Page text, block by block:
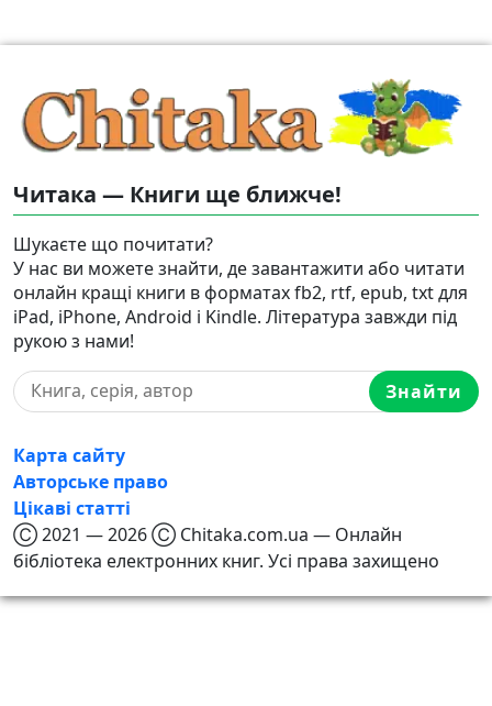
Читака — Книги ще ближче!
Шукаєте що почитати?
У нас ви можете знайти, де завантажити або читати
онлайн кращі книги в форматах fb2, rtf, epub, txt для
iPad, iPhone, Android і Kindle. Література завжди під
рукою з нами!
Знайти
Карта сайту
Авторське право
Цікаві статті
Ⓒ 2021 — 2026 Ⓒ Chitaka.com.ua — Онлайн
бібліотека електронних книг. Усі права захищено